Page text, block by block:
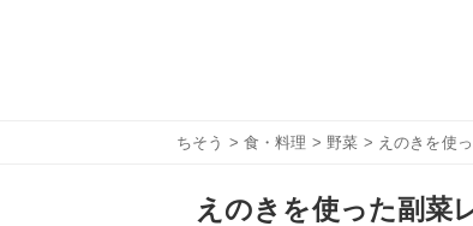
ちそう > 食・料理 > 野菜 > えのきを使
えのきを使った副菜